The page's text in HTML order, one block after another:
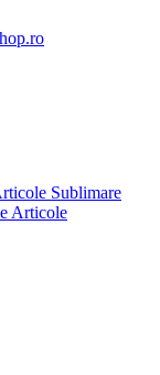
Sublimare
Articole